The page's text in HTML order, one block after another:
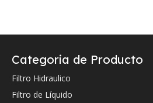
Categoria de Producto
Filtro Hidraulico
Filtro de Líquido